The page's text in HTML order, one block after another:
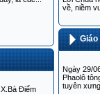
Điểm
về, niềm
Ngày 29/
Phaolô
tuyên